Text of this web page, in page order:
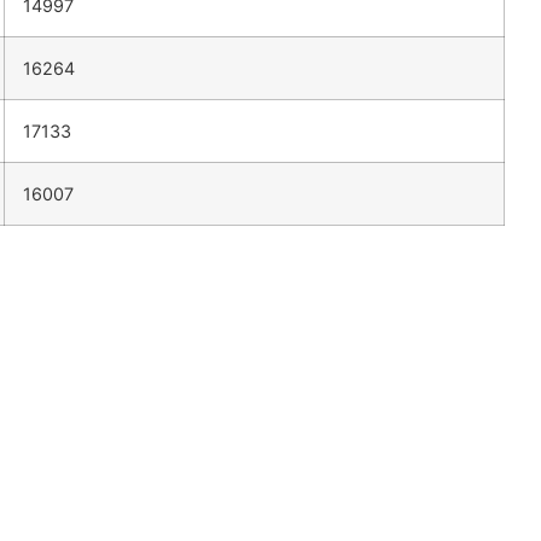
14997
16264
17133
16007